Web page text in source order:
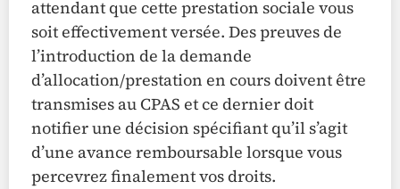
attendant que cette prestation sociale vous
soit effectivement versée. Des preuves de
l’introduction de la demande
d’allocation/prestation en cours doivent être
transmises au CPAS et ce dernier doit
notifier une décision spécifiant qu’il s’agit
d’une avance remboursable lorsque vous
percevrez finalement vos droits.